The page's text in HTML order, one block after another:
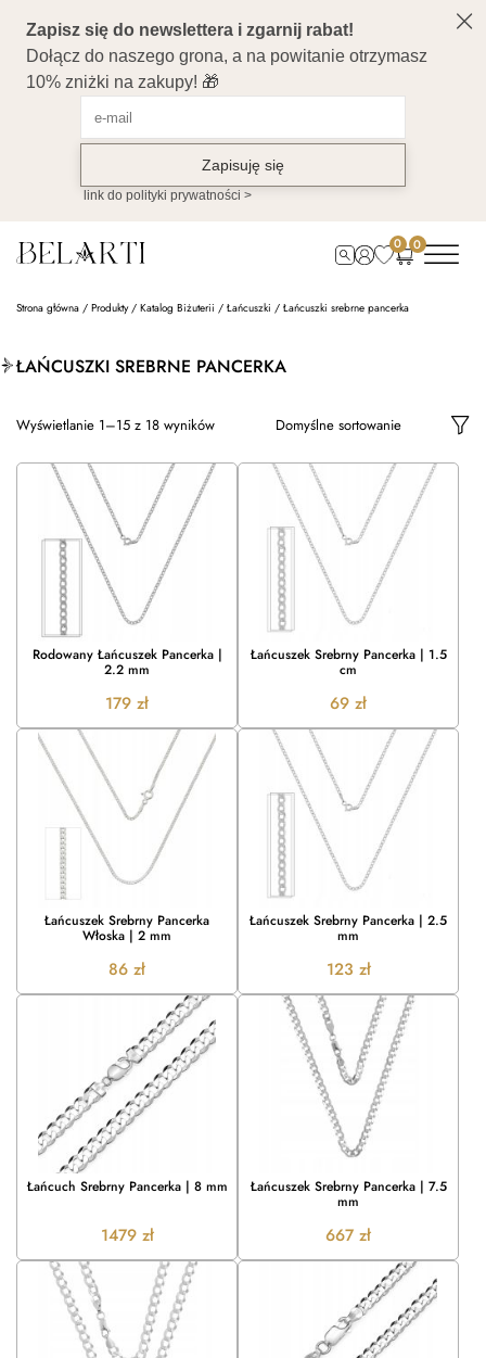
0 0
Strona główna / Produkty/ Katalog Biżuterii / Łańcuszki / Łańcuszki srebrne pancerka
ŁAŃCUSZKI SREBRNE PANCERKA
Wyświetlanie 1–15 z 18 wyników
Rodowany Łańcuszek Pancerka |
2.2 mm
179 zł
Łańcuszek Srebrny Pancerka | 1.5
cm
69 zł
Łańcuszek Srebrny Pancerka
Włoska | 2 mm
86 zł
Łańcuszek Srebrny Pancerka | 2.5
mm
123 zł
Łańcuch Srebrny Pancerka | 8 mm
1479 zł
Łańcuszek Srebrny Pancerka | 7.5
mm
667 zł